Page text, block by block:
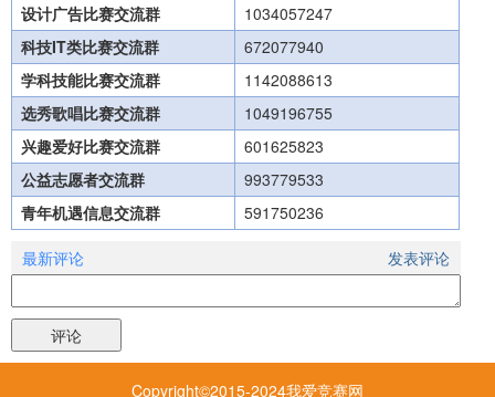
设计广告比赛交流群
1034057247
科技IT类比赛交流群
672077940
学科技能比赛交流群
1142088613
选秀歌唱比赛交流群
1049196755
兴趣爱好比赛交流群
601625823
公益志愿者交流群
993779533
青年机遇信息交流群
591750236
发表评论
最新评论
Copyright©2015-2024我爱竞赛网